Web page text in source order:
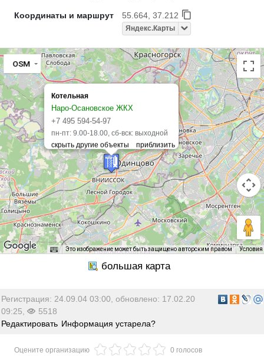
Координаты и маршрут 55.664, 37.212
Яндекс.Карты
Котельная
Наро-Осановское ЖКХ
+7 495 594-54-97
пн-пт: 9.00-18.00, сб-вск: выходной
OSM
Это изображение может быть защищено авторским правом Условия
Регистрация: 24.09.04 03:00, обновлено: 17.02.20
09:25,
5518
Редактировать Информация устарела?
Оцените организацию 0 голосов